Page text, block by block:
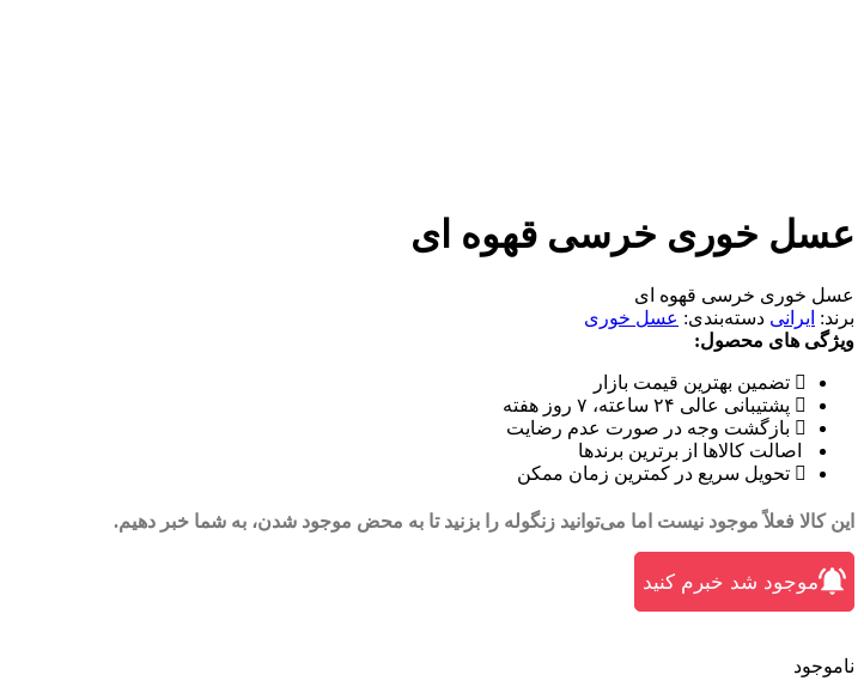
عسل خوری خرسی قهوه ای
عسل خوری خرسی قهوه ای
برند: ایرانی دسته‌بندی: عسل خوری
ویژگی های محصول:
تضمین بهترین قیمت بازار
پشتیبانی عالی ۲۴ ساعته، ۷ روز هفته
بازگشت وجه در صورت عدم رضایت
اصالت کالاها از برترین برندها
تحویل سریع در کمترین زمان ممکن
این کالا فعلاً موجود نیست اما می‌توانید زنگوله را بزنید تا به محض موجود شدن، به شما خبر دهیم.
موجود شد خبرم کنید
ناموجود